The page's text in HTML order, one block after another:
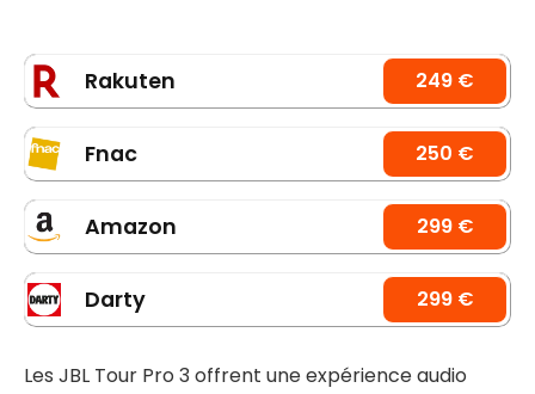
Rakuten 249 €
Fnac 250 €
Amazon 299 €
Darty 299 €
Les JBL Tour Pro 3 offrent une expérience audio